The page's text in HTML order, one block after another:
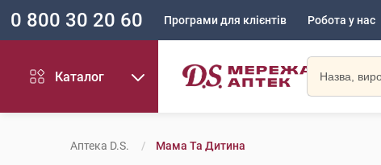
0 800 30 20 60 Програми для клієнтів Робота у нас
Каталог
Аптека D.S. Мама Та Дитина